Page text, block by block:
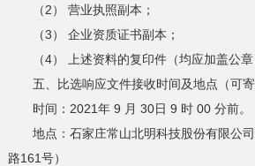
（2） 营业执照副本；
（3） 企业资质证书副本；
（4） 上述资料的复印件（均应加盖公章
五、比选响应文件接收时间及地点（可寄
时间：2021年 9 月 30日 9 时 00 分前。
地点：石家庄常山北明科技股份有限公
路161号）